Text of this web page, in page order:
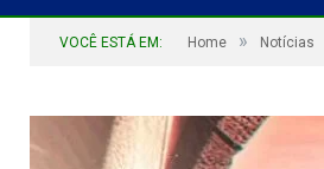
VOCÊ ESTÁ EM: Home » Notícias